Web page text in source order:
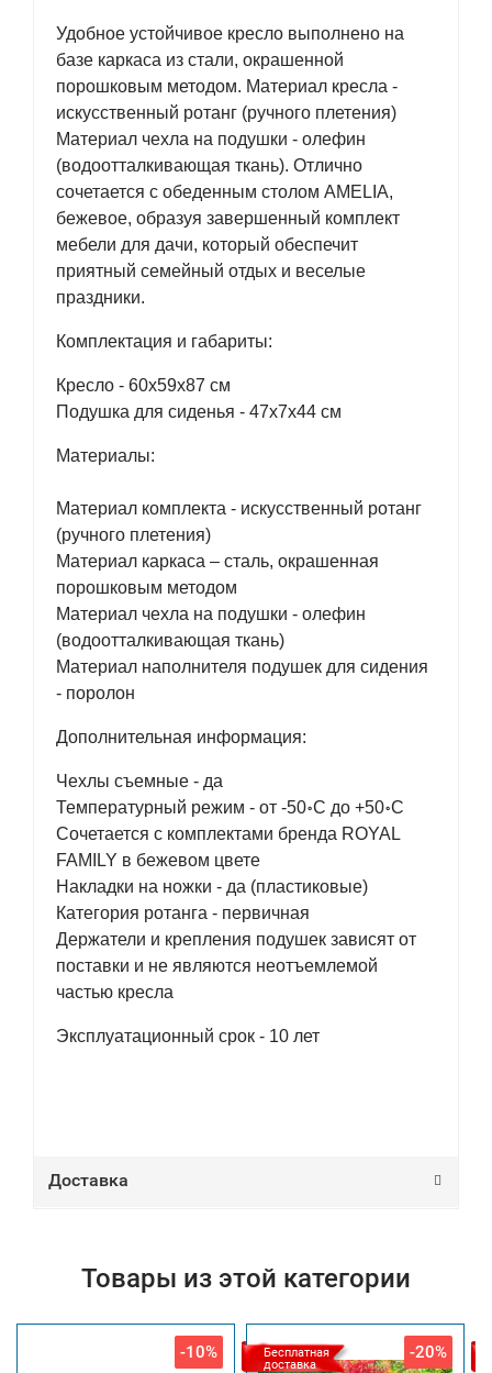
Удобное устойчивое кресло выполнено на
базе каркаса из стали, окрашенной
порошковым методом. Материал кресла -
искусственный ротанг (ручного плетения)
Материал чехла на подушки - олефин
(водоотталкивающая ткань). Отлично
сочетается с обеденным столом AMELIA,
бежевое, образуя завершенный комплект
мебели для дачи, который обеспечит
приятный семейный отдых и веселые
праздники.
Комплектация и габариты:
Кресло - 60х59х87 см
Подушка для сиденья - 47х7х44 см
Материалы:
Материал комплекта - искусственный ротанг
(ручного плетения)
Материал каркаса – сталь, окрашенная
порошковым методом
Материал чехла на подушки - олефин
(водоотталкивающая ткань)
Материал наполнителя подушек для сидения
- поролон
Дополнительная информация:
Чехлы съемные - да
Температурный режим - от -50॰C до +50॰C
Сочетается с комплектами бренда ROYAL
FAMILY в бежевом цвете
Накладки на ножки - да (пластиковые)
Категория ротанга - первичная
Держатели и крепления подушек зависят от
поставки и не являются неотъемлемой
частью кресла
Эксплуатационный срок - 10 лет
Доставка
Товары из этой категории
-10%
Бесплатная
доставка
-20%